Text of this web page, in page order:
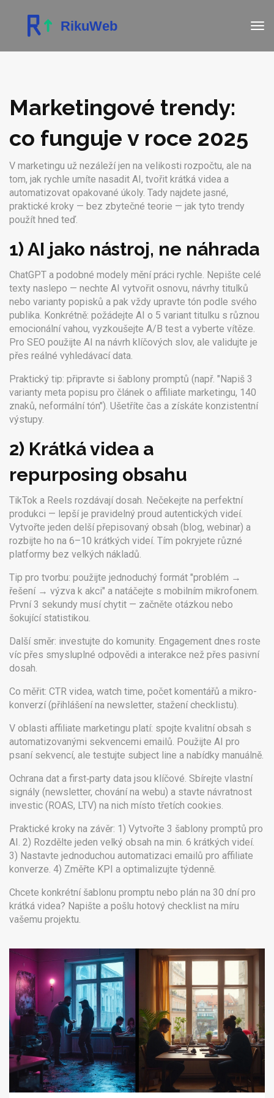
Marketingové trendy:
co funguje v roce 2025
V marketingu už nezáleží jen na velikosti rozpočtu, ale na
tom, jak rychle umíte nasadit AI, tvořit krátká videa a
automatizovat opakované úkoly. Tady najdete jasné,
praktické kroky — bez zbytečné teorie — jak tyto trendy
použít hned teď.
1) AI jako nástroj, ne náhrada
ChatGPT a podobné modely mění práci rychle. Nepište celé
texty naslepo — nechte AI vytvořit osnovu, návrhy titulků
nebo varianty popisků a pak vždy upravte tón podle svého
publika. Konkrétně: požádejte AI o 5 variant titulku s různou
emocionální vahou, vyzkoušejte A/B test a vyberte vítěze.
Pro SEO použijte AI na návrh klíčových slov, ale validujte je
přes reálné vyhledávací data.
Praktický tip: připravte si šablony promptů (např. "Napiš 3
varianty meta popisu pro článek o affiliate marketingu, 140
znaků, neformální tón"). Ušetříte čas a získáte konzistentní
výstupy.
2) Krátká videa a
repurposing obsahu
TikTok a Reels rozdávají dosah. Nečekejte na perfektní
produkci — lepší je pravidelný proud autentických videí.
Vytvořte jeden delší přepisovaný obsah (blog, webinar) a
rozbijte ho na 6–10 krátkých videí. Tím pokryjete různé
platformy bez velkých nákladů.
Tip pro tvorbu: použijte jednoduchý formát "problém →
řešení → výzva k akci" a natáčejte s mobilním mikrofonem.
První 3 sekundy musí chytit — začněte otázkou nebo
šokující statistikou.
Další směr: investujte do komunity. Engagement dnes roste
víc přes smysluplné odpovědi a interakce než přes pasivní
dosah.
Co měřit: CTR videa, watch time, počet komentářů a mikro-
konverzí (přihlášení na newsletter, stažení checklistu).
V oblasti affiliate marketingu platí: spojte kvalitní obsah s
automatizovanými sekvencemi emailů. Použijte AI pro
psaní sekvencí, ale testujte subject line a nabídky manuálně.
Ochrana dat a first‑party data jsou klíčové. Sbírejte vlastní
signály (newsletter, chování na webu) a stavte návratnost
investic (ROAS, LTV) na nich místo třetích cookies.
Praktické kroky na závěr: 1) Vytvořte 3 šablony promptů pro
AI. 2) Rozdělte jeden velký obsah na min. 6 krátkých videí.
3) Nastavte jednoduchou automatizaci emailů pro affiliate
konverze. 4) Změřte KPI a optimalizujte týdenně.
Chcete konkrétní šablonu promptu nebo plán na 30 dní pro
krátká videa? Napište a pošlu hotový checklist na míru
vašemu projektu.